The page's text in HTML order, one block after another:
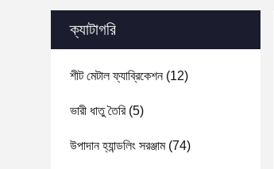
ক্যাটাগরি
শীট মেটাল ফ্যাব্রিকেশন(12)
ভারী ধাতু তৈরি(5)
উপাদান হ্যান্ডলিং সরঞ্জাম(74)